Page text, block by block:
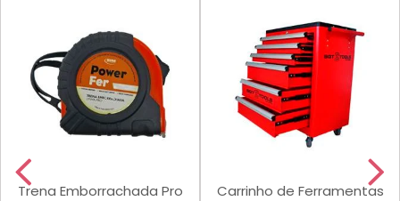
Trena Emborrachada Pro
Carrinho de Ferramentas